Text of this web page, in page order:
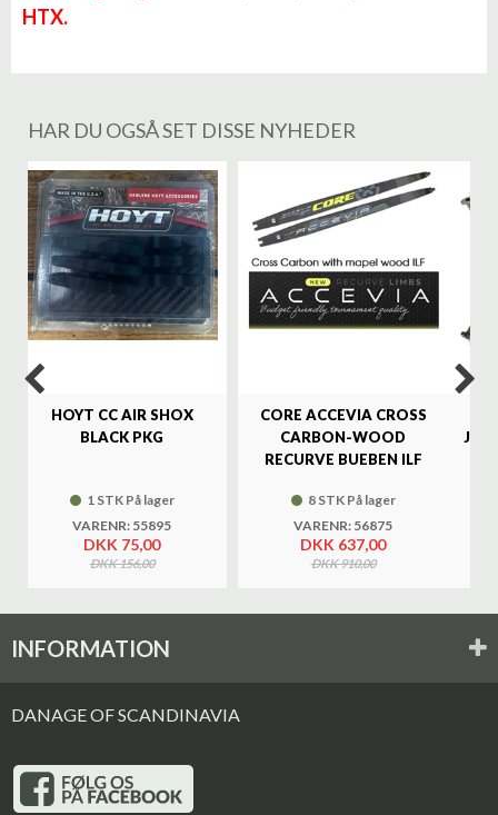
HTX.
HAR DU OGSÅ SET DISSE NYHEDER
HOYT CC AIR SHOX
BLACK PKG
1 STK På lager
VARENR: 55895
DKK 75,00
DKK 156,00
CORE ACCEVIA CROSS
CARBON-WOOD
RECURVE BUEBEN ILF
8 STK På lager
VARENR: 56875
DKK 637,00
DKK 910,00
INFORMATION
DANAGE OF SCANDINAVIA